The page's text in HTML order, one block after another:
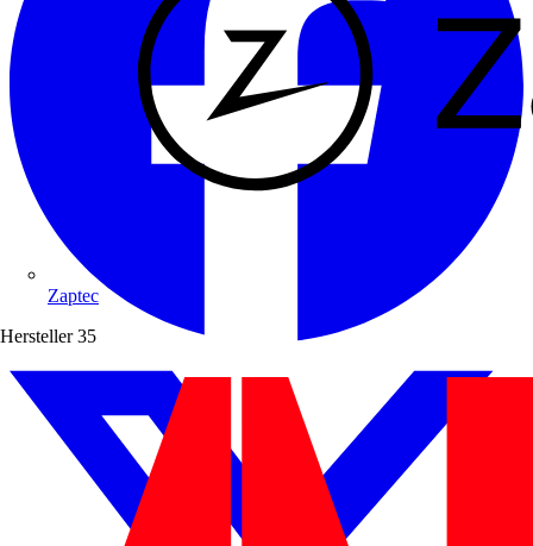
Zaptec
Hersteller 35